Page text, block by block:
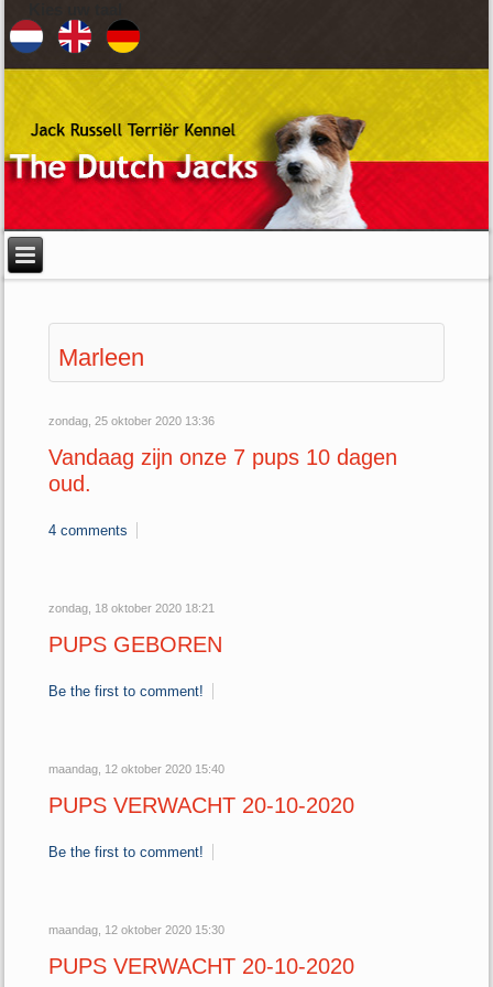
Marleen
zondag, 25 oktober 2020 13:36
Vandaag zijn onze 7 pups 10 dagen
oud.
4 comments
zondag, 18 oktober 2020 18:21
PUPS GEBOREN
Be the first to comment!
maandag, 12 oktober 2020 15:40
PUPS VERWACHT 20-10-2020
Be the first to comment!
maandag, 12 oktober 2020 15:30
PUPS VERWACHT 20-10-2020